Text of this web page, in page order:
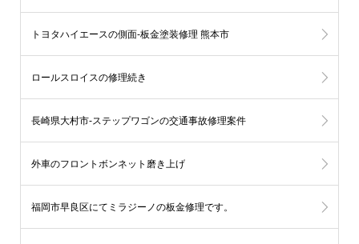
トヨタハイエースの側面-板金塗装修理 熊本市
ロールスロイスの修理続き
長崎県大村市-ステップワゴンの交通事故修理案件
外車のフロントボンネット磨き上げ
福岡市早良区にてミラジーノの板金修理です。